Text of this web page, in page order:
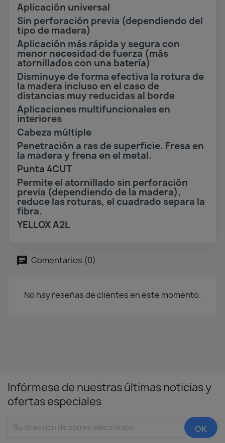
Aplicación universal
Sin perforación previa (dependiendo del
tipo de madera)
Aplicación más rápida y segura con
menor necesidad de fuerza (más
atornillados con una batería)
Disminuye de forma efectiva la rotura de
la madera incluso en el caso de
distancias muy reducidas al borde
Aplicaciones multifuncionales en
interiores
Cabeza múltiple
Penetración a ras de superficie. Fresa en
la madera y frena en el metal.
Punta 4CUT
Permite el atornillado sin perforación
previa (dependiendo de la madera),
reduce las roturas, el cuadrado separa la
fibra.
YELLOX A2L
Comentarios (0)
No hay reseñas de clientes en este momento.
Infórmese de nuestras últimas noticias y
ofertas especiales